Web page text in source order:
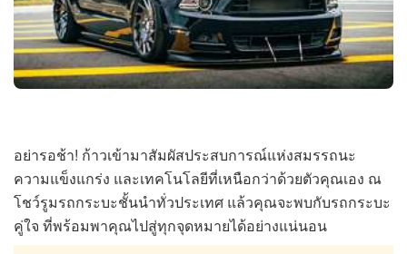
อย่ารอช้า! ก้าวเข้ามาสัมผัสประสบการณ์แห่งสมรรถนะ
ความแข็งแกร่ง และเทคโนโลยีที่เหนือกว่าด้วยตัวคุณเอง ณ
โชว์รูมรถกระบะชั้นนำทั่วประเทศ แล้วคุณจะพบกับรถกระบะ
คู่ใจ ที่พร้อมพาคุณไปสู่ทุกจุดหมายได้อย่างแน่นอน